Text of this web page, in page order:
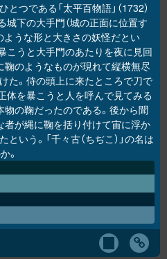
つである「太平百物語」（1732）
城下の大手門（城の正面に位置す
ような形と大きさの妖怪だとい
こうと大手門のあたりを夜に見回
鞠のようなものが現れて縦横無尽
た。侍の頭上に来たところで刀で
体を暴こうと人を呼んで見てみる
物の鞠だったのである。後から聞
者が縄に鞠を括り付けて宙に浮か
いう。「千々古（ちぢこ）」の名は
。